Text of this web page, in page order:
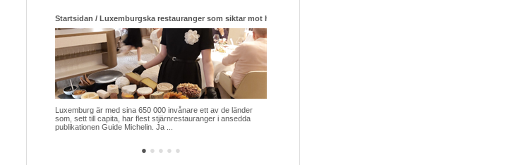
● ● ● ● ●
Startsidan / Luxemburgska restauranger som siktar mot himlen i sin strävan efter nya stjärnor
Luxemburg är med sina 650 000 invånare ett av de länder
som, sett till capita, har flest stjärnrestauranger i ansedda
publikationen Guide Michelin. Ja ...